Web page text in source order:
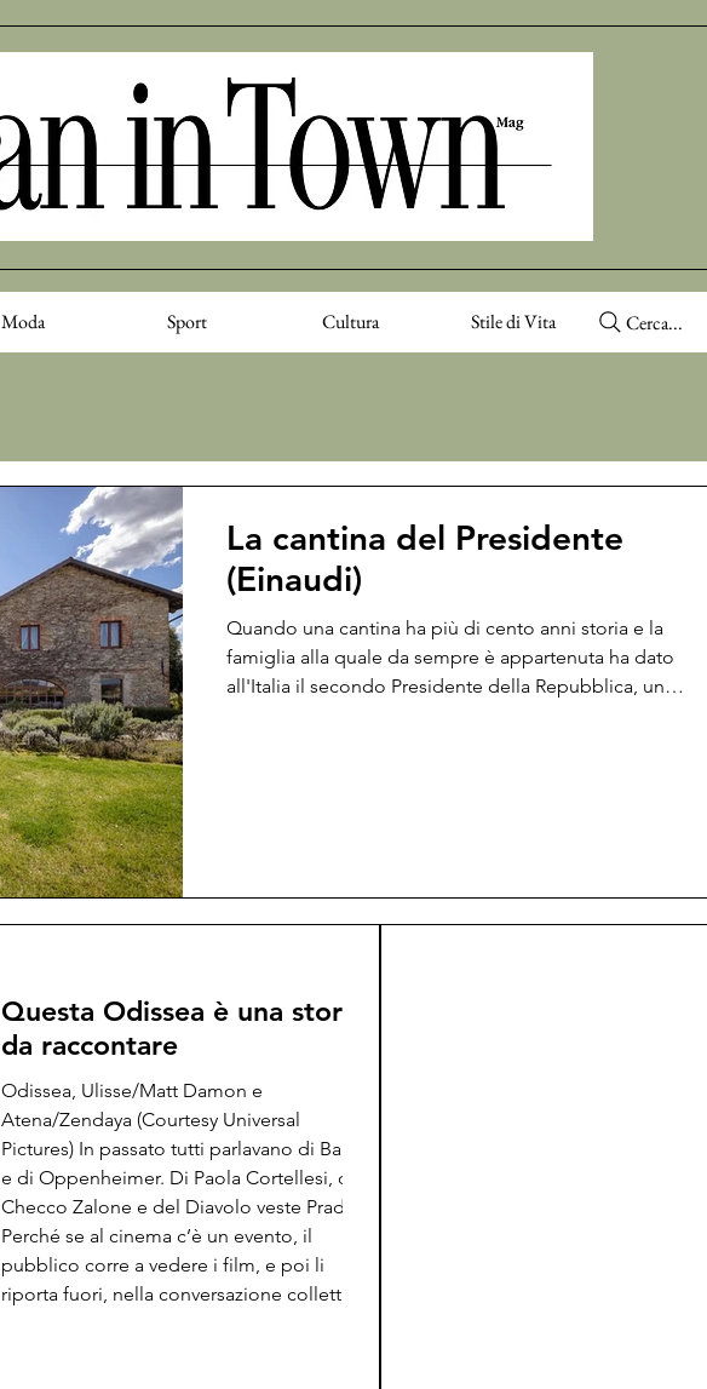
Moda Sport Cultura Stile di Vita Cerca...
La cantina del Presidente
(Einaudi)
Quando una cantina ha più di cento anni storia e la
famiglia alla quale da sempre è appartenuta ha dato
all'Italia il secondo Presidente della Repubblica, un
Questa Odissea è una storia
da raccontare
Odissea, Ulisse/Matt Damon e
Atena/Zendaya (Courtesy Universal
Pictures) In passato tutti parlavano di Barbie
e di Oppenheimer. Di Paola Cortellesi, di
Checco Zalone e del Diavolo veste Prada 2.
Perché se al cinema c’è un evento, il
pubblico corre a vedere i film, e poi li
riporta fuori, nella conversazione collettiva: